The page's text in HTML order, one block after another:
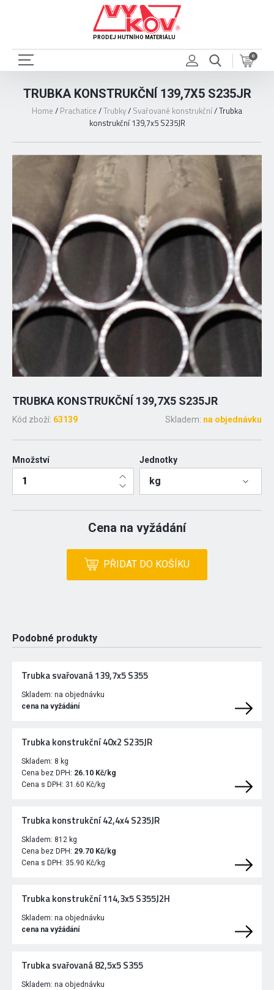
PRODEJ HUTNÍHO MATERIÁLU
0
TRUBKA KONSTRUKČNÍ 139,7X5 S235JR
Home / Prachatice /Trubky/ Svařované konstrukční/Trubka
konstrukční 139,7x5 S235JR
TRUBKA KONSTRUKČNÍ 139,7X5 S235JR
Kód zboží: 63139 Skladem: na objednávku
Množství Jednotky
kg
Cena na vyžádání
PŘIDAT DO KOŠÍKU
Podobné produkty
Trubka svařovaná 139,7x5 S355
Skladem: na objednávku
cena na vyžádání
Trubka konstrukční 40x2 S235JR
Skladem: 8 kg
Cena bez DPH: 26.10 Kč/kg
Cena s DPH: 31.60 Kč/kg
Trubka konstrukční 42,4x4 S235JR
Skladem: 812 kg
Cena bez DPH: 29.70 Kč/kg
Cena s DPH: 35.90 Kč/kg
Trubka konstrukční 114,3x5 S355J2H
Skladem: na objednávku
cena na vyžádání
Trubka svařovaná 82,5x5 S355
Skladem: na objednávku